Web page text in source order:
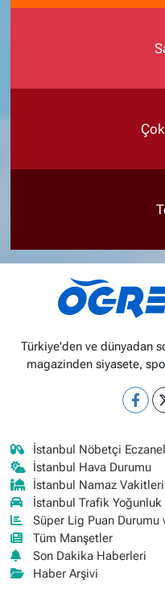
Türkiye'den ve dünyadan
magazinden siyasete,
İstanbul Nöbetçi
İstanbul Hava Durumu
İstanbul Namaz Vakitleri
İstanbul Trafik Yoğunluk
Süper Lig Puan Durumu
Tüm Manşetler
Son Dakika Haberleri
Haber Arşivi